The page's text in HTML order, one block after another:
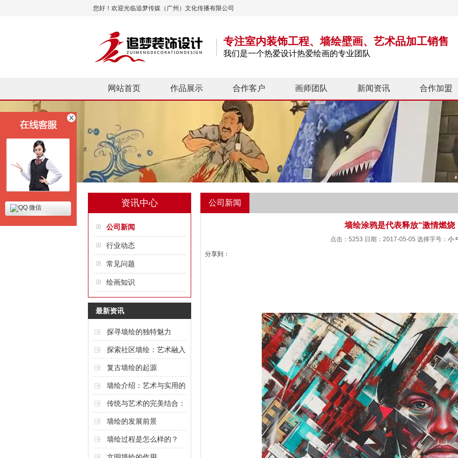
您好！欢迎光临追梦传媒（广州）文化传播有限公司
专注室内装饰工程、墙绘壁画、艺术品加工销售
我们是一个热爱设计热爱绘画的专业团队
网站首页 作品展示 合作客户 画师团队 新闻资讯 合作加盟
资讯中心
公司新闻
行业动态
常见问题
绘画知识
最新资讯
探寻墙绘的独特魅力
探索社区墙绘：艺术融入
城市的创意表达
复古墙绘的起源
墙绘介绍：艺术与实用的
完美结合
传统与艺术的完美结合：
酒店墙绘的魅力
墙绘的发展前景
墙绘过程是怎么样的？
公司新闻
墙绘涂鸦是代表释放“激情燃烧
点击：5253 日期：2017-05-05 选择字号： 小
分享到：
微信